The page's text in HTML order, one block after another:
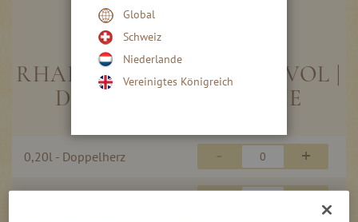
beginning
ofRHABARBER LIKÖR 16 % VOL |
DOPPELHERZFLASCHE
Produkte
Artikel
0,20l - Doppelherz - +
- +
Global
Schweiz
Niederlande
Vereinigtes Königreich